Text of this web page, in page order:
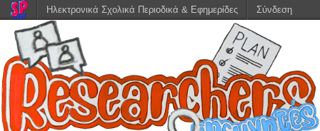
Ηλεκτρονικά Σχολικά Περιοδικά & Εφημερίδες Σύνδεση